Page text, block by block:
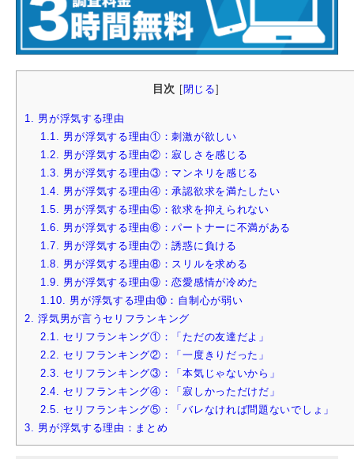
目次 閉じる
1. 男が浮気する理由
1.1. 男が浮気する理由①：刺激が欲しい
1.2. 男が浮気する理由②：寂しさを感じる
1.3. 男が浮気する理由③：マンネリを感じる
1.4. 男が浮気する理由④：承認欲求を満たしたい
1.5. 男が浮気する理由⑤：欲求を抑えられない
1.6. 男が浮気する理由⑥：パートナーに不満がある
1.7. 男が浮気する理由⑦：誘惑に負ける
1.8. 男が浮気する理由⑧：スリルを求める
1.9. 男が浮気する理由⑨：恋愛感情が冷めた
1.10. 男が浮気する理由⑩：自制心が弱い
2. 浮気男が言うセリフランキング
2.1. セリフランキング①：「ただの友達だよ」
2.2. セリフランキング②：「一度きりだった」
2.3. セリフランキング③：「本気じゃないから」
2.4. セリフランキング④：「寂しかっただけだ」
2.5. セリフランキング⑤：「バレなければ問題ないでしょ」
3. 男が浮気する理由：まとめ